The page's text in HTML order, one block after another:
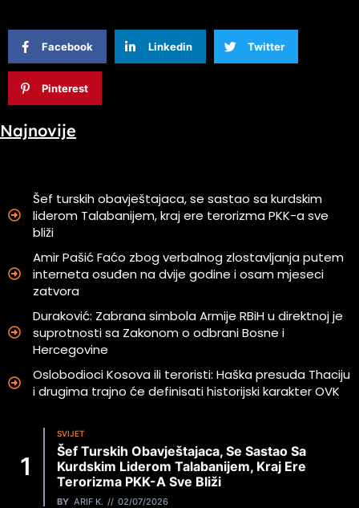
Facebook Linkedin Twitter
Pinterest
Najnovije
Šef turskih obavještajaca, se sastao sa kurdskim
liderom Talabanijem, kraj ere terorizma PKK-a sve
bliži
Amir Pašić Faćo zbog verbalnog zlostavljanja putem
interneta osuđen na dvije godine i osam mjeseci
zatvora
Duraković: Zabrana simbola Armije RBiH u direktnoj je
suprotnosti sa Zakonom o odbrani Bosne i
Hercegovine
Oslobodioci Kosova ili teroristi: Haška presuda Thaciju
i drugima trajno će definisati historijski karakter OVK
SVIJET
Šef Turskih Obavještajaca, Se Sastao Sa
Kurdskim Liderom Talabanijem, Kraj Ere
Terorizma PKK-A Sve Bliži
BY ARIF K. 02/07/2026